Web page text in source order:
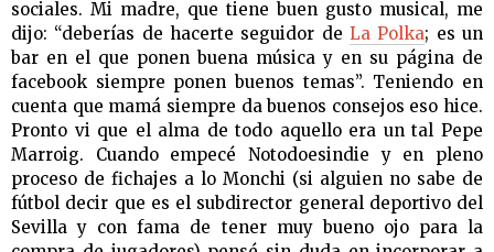
sociales. Mi madre, que tiene buen gusto musical, me
dijo: “deberías de hacerte seguidor de La Polka; es un
bar en el que ponen buena música y en su página de
facebook siempre ponen buenos temas”. Teniendo en
cuenta que mamá siempre da buenos consejos eso hice.
Pronto vi que el alma de todo aquello era un tal Pepe
Marroig. Cuando empecé Notodoesindie y en pleno
proceso de fichajes a lo Monchi (si alguien no sabe de
fútbol decir que es el subdirector general deportivo del
Sevilla y con fama de tener muy bueno ojo para la